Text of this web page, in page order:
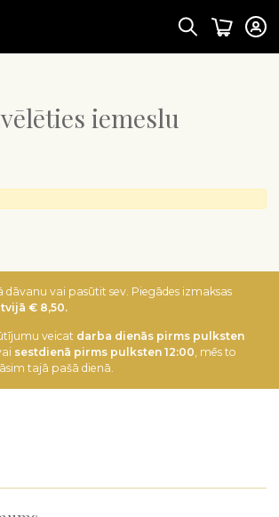
iemeslu
dāvanu vai pasūtit sev. Piegādes izmaksas
€ 8,50.
veicat darba dienās pirms pulksten
sestdienā pirms pulksten 12:00, mēs to
tajā pašā dienā.